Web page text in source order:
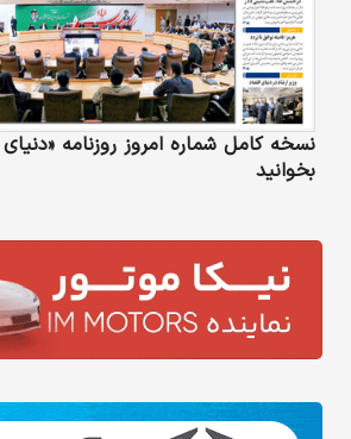
نسخه کامل شماره امروز روزنامه «دنیای‌
بخوانید